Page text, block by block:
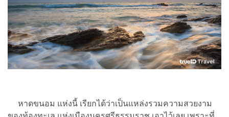
หาดขนอม แห่งนี้ เรียกได้ว่าเป็นแหล่งรวมความสวยงาม